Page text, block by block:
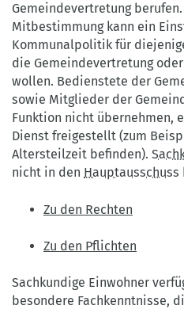
Gemeindevertretung
Mitbestimmung kann ein
Kommunalpolitik für
die Gemeindevertretung
wollen. Bedienstete der
sowie Mitglieder der
Funktion nicht übernehmen,
Dienst freigestellt (zum
Altersteilzeit befinden).
nicht in den Hauptausschuss
Zu den Rechten
Zu den Pflichten
Sachkundige Einwohner
besondere Fachkenntnisse,